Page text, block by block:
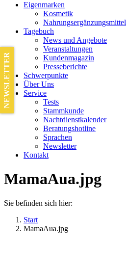
Eigenmarken
Kosmetik
Nahrungsergänzungsmittel
Tagebuch
News und Angebote
Veranstaltungen
Kundenmagazin
Presseberichte
Schwerpunkte
Über Uns
Service
Tests
Stammkunde
Nachtdienstkalender
Beratungshotline
Sprachen
Newsletter
Kontakt
MamaAua.jpg
Sie befinden sich hier:
Start
MamaAua.jpg
NEWSLETTER